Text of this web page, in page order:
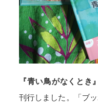
『青い鳥がなくとき』
刊行しました。「ブ